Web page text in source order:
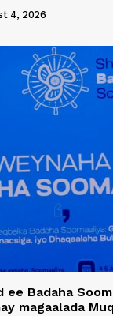
4, 2026
ee Badaha
magaalada